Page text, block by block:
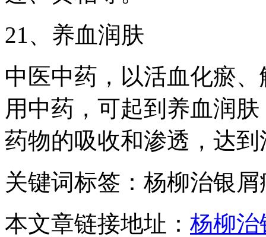
21、养血润肤
中医中药，以活血化瘀
用中药，可起到养血润
药物的吸收和渗透，达
关键词标签：杨柳治银屑
本文章链接地址： 杨柳治